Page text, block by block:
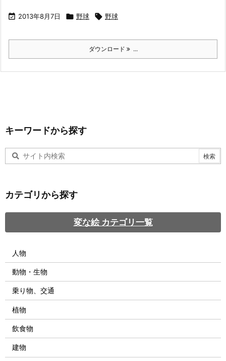
 2013年8月7日  野球  野球
ダウンロード ...
キーワードから探す
カテゴリから探す
変な絵 カテゴリ一覧
人物
動物・生物
乗り物、交通
植物
飲食物
建物